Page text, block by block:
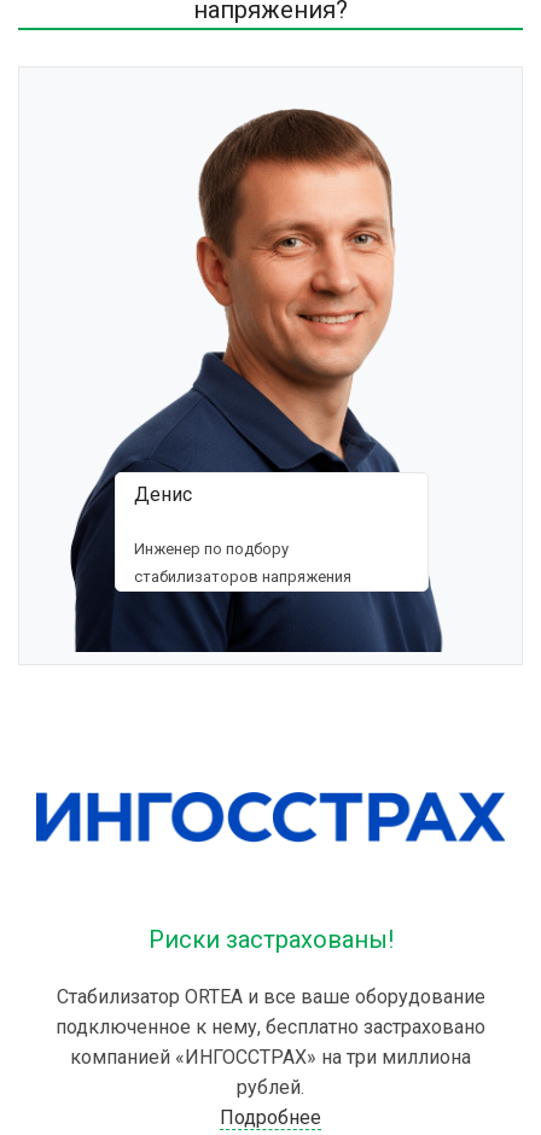
напряжения?
Денис
Инженер по подбору
стабилизаторов напряжения
Риски застрахованы!
Стабилизатор ORTEA и все ваше оборудование
подключенное к нему, бесплатно застраховано
компанией «ИНГОССТРАХ» на три миллиона
рублей.
Подробнее